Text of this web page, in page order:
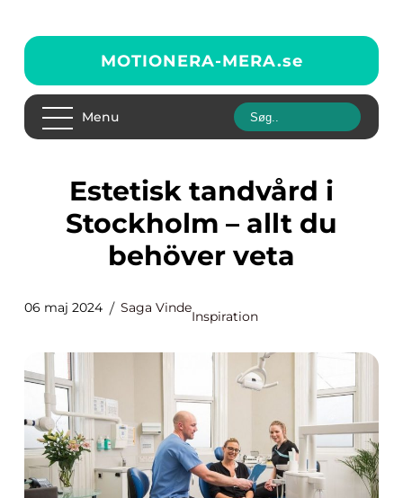
MOTIONERA-MERA.se
Menu
Estetisk tandvård i
Stockholm – allt du
behöver veta
06 maj 2024 Saga Vinde
Inspiration